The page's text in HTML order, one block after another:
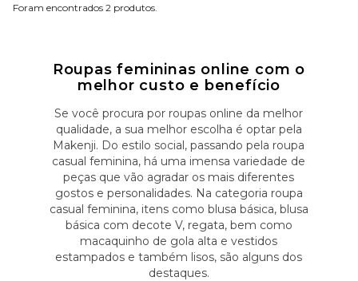
2
Roupas femininas online com o
melhor custo e benefício
Se você procura por roupas online da melhor
qualidade, a sua melhor escolha é optar pela
Makenji. Do estilo social, passando pela roupa
casual feminina, há uma imensa variedade de
peças que vão agradar os mais diferentes
gostos e personalidades. Na categoria roupa
casual feminina, itens como blusa básica, blusa
básica com decote V, regata, bem como
macaquinho de gola alta e vestidos
estampados e também lisos, são alguns dos
destaques.